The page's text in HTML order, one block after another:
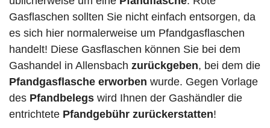
Gasflaschen sollten Sie nicht einfach entsorgen, da
es sich hier normalerweise um Pfandgasflaschen
handelt! Diese Gasflaschen können Sie bei dem
Gashandel in Allensbach zurückgeben, bei dem die
Pfandgasflasche erworben wurde. Gegen Vorlage
des Pfandbelegs wird Ihnen der Gashändler die
entrichtete Pfandgebühr zurückerstatten!